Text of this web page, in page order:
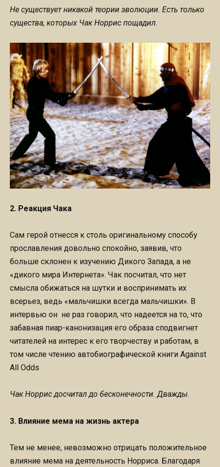
Не существует никакой теории эволюции. Есть только
существа, которых Чак Норрис пощадил.
2. Реакция Чака
Сам герой отнесся к столь оригинальному способу
прославления довольно спокойно, заявив, что
больше склонен к изучению Дикого Запада, а не
«дикого мира Интернета». Чак посчитал, что нет
смысла обижаться на шутки и воспринимать их
всерьез, ведь «мальчишки всегда мальчишки». В
интервью он не раз говорил, что надеется на то, что
забавная пиар-канонизация его образа сподвигнет
читателей на интерес к его творчеству и работам, в
том числе чтению автобиографической книги Against
All Odds
Чак Норрис досчитал до бесконечности. Дважды.
3. Влияние мема на жизнь актера
Тем не менее, невозможно отрицать положительное
влияние мема на деятельность Норриса. Благодаря